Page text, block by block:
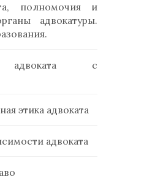
полномочия и
адвокатуры.
адвоката с
этика адвоката
адвоката